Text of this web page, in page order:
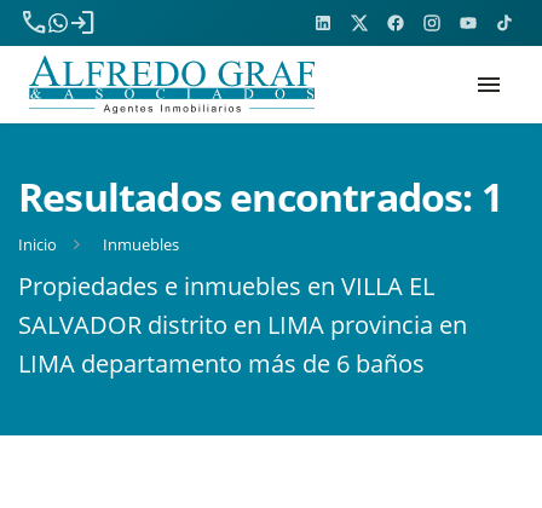
phone
login
menu
Resultados encontrados: 1
Inicio Inmuebles
Propiedades e inmuebles en VILLA EL
SALVADOR distrito en LIMA provincia en
LIMA departamento más de 6 baños